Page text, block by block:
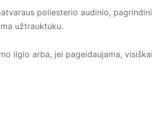
poliesterio audinio,
užtrauktuku.
ilgio arba, jei pageidaujama,